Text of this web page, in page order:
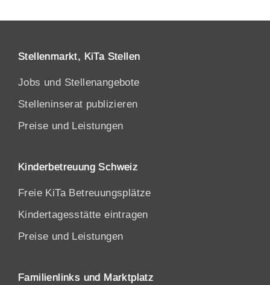
Stellenmarkt, KiTa Stellen
Jobs und Stellenangebote
Stelleninserat publizieren
Preise und Leistungen
Kinderbetreuung Schweiz
Freie KiTa Betreuungsplätze
Kindertagesstätte eintragen
Preise und Leistungen
Familienlinks und Marktplatz